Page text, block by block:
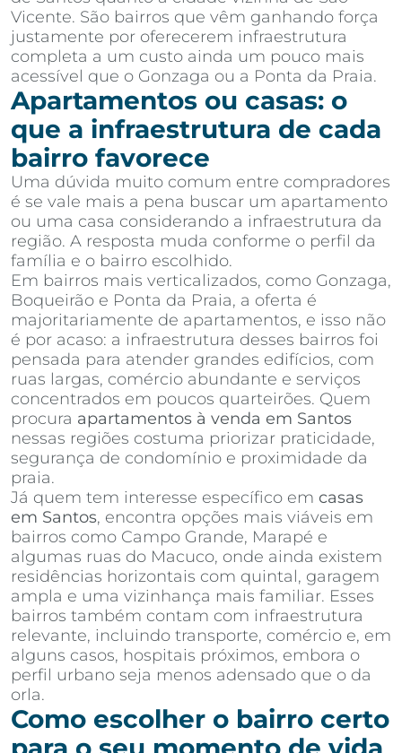
Vicente. São bairros que vêm ganhando força
justamente por oferecerem infraestrutura
completa a um custo ainda um pouco mais
acessível que o Gonzaga ou a Ponta da Praia.
Apartamentos ou casas: o
que a infraestrutura de cada
bairro favorece
Uma dúvida muito comum entre compradores
é se vale mais a pena buscar um apartamento
ou uma casa considerando a infraestrutura da
região. A resposta muda conforme o perfil da
família e o bairro escolhido.
Em bairros mais verticalizados, como Gonzaga,
Boqueirão e Ponta da Praia, a oferta é
majoritariamente de apartamentos, e isso não
é por acaso: a infraestrutura desses bairros foi
pensada para atender grandes edifícios, com
ruas largas, comércio abundante e serviços
concentrados em poucos quarteirões. Quem
procura apartamentos à venda em Santos
nessas regiões costuma priorizar praticidade,
segurança de condomínio e proximidade da
praia.
Já quem tem interesse específico em casas
em Santos, encontra opções mais viáveis em
bairros como Campo Grande, Marapé e
algumas ruas do Macuco, onde ainda existem
residências horizontais com quintal, garagem
ampla e uma vizinhança mais familiar. Esses
bairros também contam com infraestrutura
relevante, incluindo transporte, comércio e, em
alguns casos, hospitais próximos, embora o
perfil urbano seja menos adensado que o da
orla.
Como escolher o bairro certo